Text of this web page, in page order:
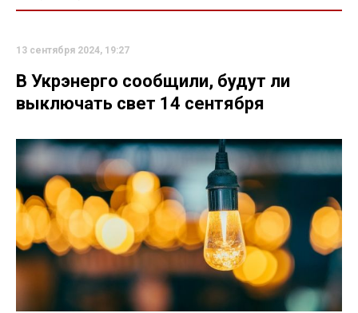
13 сентября 2024, 19:27
В Укрэнерго сообщили, будут ли
выключать свет 14 сентября